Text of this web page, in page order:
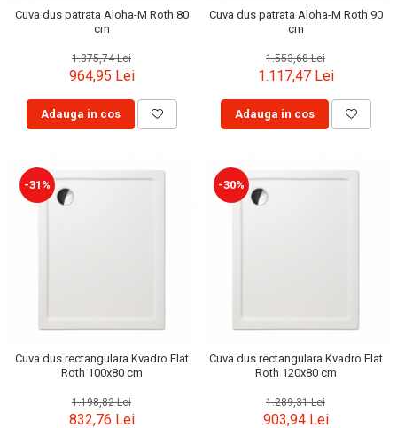
Cuva dus patrata Aloha-M Roth 80
cm
1.375,74 Lei
964,95 Lei
Adauga in cos
Cuva dus patrata Aloha-M Roth 90
cm
1.553,68 Lei
1.117,47 Lei
Adauga in cos
-31%
Cuva dus rectangulara Kvadro Flat
Roth 100x80 cm
1.198,82 Lei
832,76 Lei
-30%
Cuva dus rectangulara Kvadro Flat
Roth 120x80 cm
1.289,31 Lei
903,94 Lei